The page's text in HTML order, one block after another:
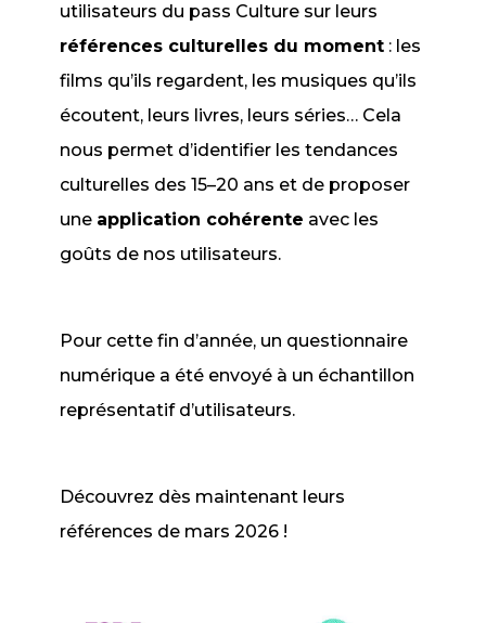
utilisateurs du pass Culture sur leurs
références culturelles du moment : les
films qu’ils regardent, les musiques qu’ils
écoutent, leurs livres, leurs séries… Cela
nous permet d’identifier les tendances
culturelles des 15–20 ans et de proposer
une application cohérente avec les
goûts de nos utilisateurs.
Pour cette fin d’année, un questionnaire
numérique a été envoyé à un échantillon
représentatif d’utilisateurs.
Découvrez dès maintenant leurs
références de mars 2026 !